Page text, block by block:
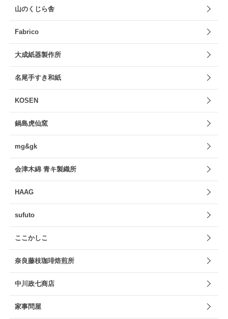
山のくじら舎
Fabrico
大成紙器製作所
名尾手すき和紙
KOSEN
鍋島虎仙窯
mg&gk
会津木綿 青キ製織所
HAAG
sufuto
ここかしこ
奈良藤枝珈琲焙煎所
中川政七商店
家事問屋